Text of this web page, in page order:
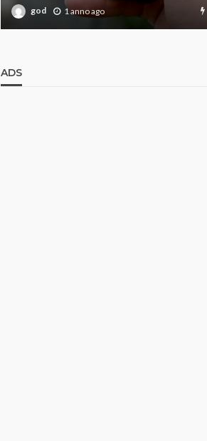
god 1 anno ago
ADS